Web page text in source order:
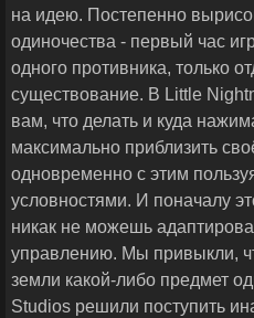
на идею. Постепенно
одиночества - первый час
одного противника, только
существование. В Little
вам, что делать и куда
максимально приблизить
одновременно с этим
условностями. И поначалу
никак не можешь
управлению. Мы привыкли,
земли какой-либо предмет
Studios решили поступить